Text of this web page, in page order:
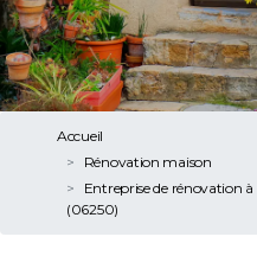
Accueil
Rénovation maison
Entreprise de rénovation
(06250)